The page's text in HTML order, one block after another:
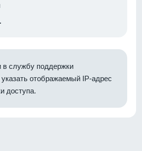
службу поддержки
отображаемый IP-адрес
доступа.